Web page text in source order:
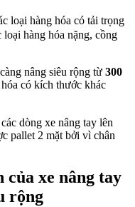
loại hàng hóa có tải trọng
hàng hóa nặng, cồng
nâng siêu rộng từ 300
có kích thước khác
dòng xe nâng tay lên
pallet 2 mặt bởi vì chân
của xe nâng tay
rộng